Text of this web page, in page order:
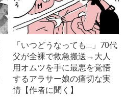
「いつどうなっても…」70代
父が全裸で救急搬送→大人
用オムツを手に最悪を覚悟
するアラサー娘の痛切な実
情【作者に聞く】